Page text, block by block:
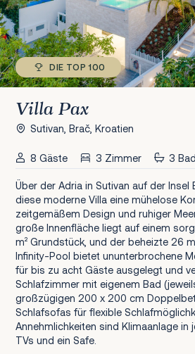
DIE TOP 100
Villa Pax
Sutivan, Brač, Kroatien
8 Gäste 3 Zimmer 3
Über der Adria in Sutivan auf der Insel
diese moderne Villa eine mühelose
zeitgemäßem Design und ruhiger
große Innenfläche liegt auf einem
m² Grundstück, und der beheizte 26
Infinity-Pool bietet ununterbrochene
für bis zu acht Gäste ausgelegt und
Schlafzimmer mit eigenem Bad
großzügigen 200 x 200 cm
Schlafsofas für flexible
Annehmlichkeiten sind Klimaanlage in
TVs und ein Safe.